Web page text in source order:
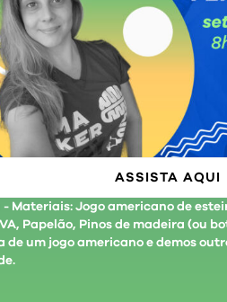
ASSISTA AQUI
- Materiais: Jogo americano de
Papelão, Pinos de madeira (ou
de um jogo americano e demos